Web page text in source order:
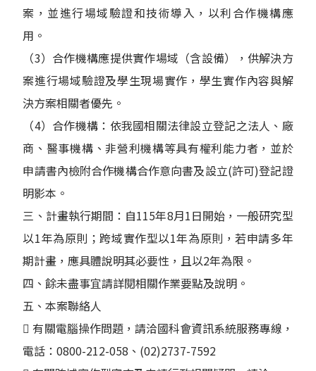
案，並進行場域驗證和技術導入，以利合作機構應
用。
（3）合作機構應提供實作場域（含設備），供解決方
案進行場域驗證及學生現場實作，學生實作內容與解
決方案相關者優先。
（4）合作機構：依我國相關法律設立登記之法人、廠
商、醫事機構、非營利機構等具有權利能力者，並於
申請書內檢附合作機構合作意向書及設立(許可)登記證
明影本。
三、計畫執行期間：自115年8月1日開始，一般研究型
以1年為原則；跨域實作型以1年為原則，若申請多年
期計畫，應具體說明其必要性，且以2年為限。
四、餘未盡事宜請詳閱相關作業要點及說明。
五、本案聯絡人
 有關電腦操作問題，請洽國科會資訊系統服務專線，
電話：0800-212-058、(02)2737-7592